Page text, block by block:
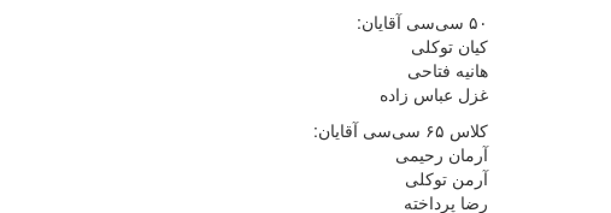
۵۰ سی‌سی آقایان:
کیان توکلی
هانیه فتاحی
غزل عباس زاده
کلاس ۶۵ سی‌سی آقایان:
آرمان رحیمی
آرمن توکلی
رضا پرداخته